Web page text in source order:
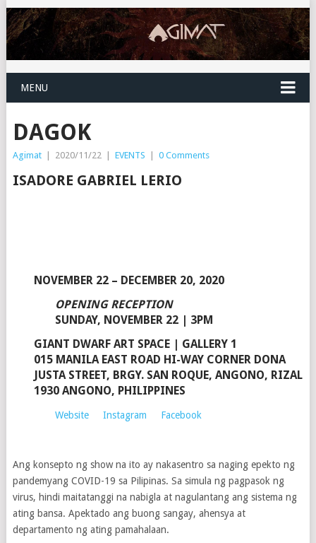
MENU
DAGOK
Agimat | 2020/11/22 | EVENTS | 0 Comments
ISADORE GABRIEL LERIO
NOVEMBER 22 – DECEMBER 20, 2020
OPENING RECEPTION
SUNDAY, NOVEMBER 22 | 3PM
GIANT DWARF ART SPACE| GALLERY 1
015 MANILA EAST ROAD HI-WAY CORNER DONA
JUSTA STREET, BRGY. SAN ROQUE, ANGONO, RIZAL
1930 ANGONO, PHILIPPINES
Website Instagram Facebook
Ang konsepto ng show na ito ay nakasentro sa naging epekto ng
pandemyang COVID-19 sa Pilipinas. Sa simula ng pagpasok ng
virus, hindi maitatanggi na nabigla at nagulantang ang sistema ng
ating bansa. Apektado ang buong sangay, ahensya at
departamento ng ating pamahalaan.